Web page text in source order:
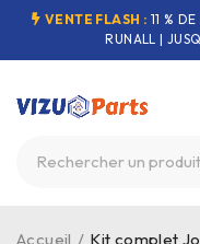
VENTE FLASH : 11 %
RUNALL |
Accueil / Kit complet